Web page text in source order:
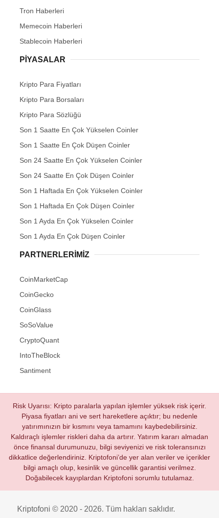
Tron Haberleri
Memecoin Haberleri
Stablecoin Haberleri
PIYASALAR
Kripto Para Fiyatları
Kripto Para Borsaları
Kripto Para Sözlüğü
Son 1 Saatte En Çok Yükselen Coinler
Son 1 Saatte En Çok Düşen Coinler
Son 24 Saatte En Çok Yükselen Coinler
Son 24 Saatte En Çok Düşen Coinler
Son 1 Haftada En Çok Yükselen Coinler
Son 1 Haftada En Çok Düşen Coinler
Son 1 Ayda En Çok Yükselen Coinler
Son 1 Ayda En Çok Düşen Coinler
PARTNERLERIMIZ
CoinMarketCap
CoinGecko
CoinGlass
SoSoValue
CryptoQuant
IntoTheBlock
Santiment
Risk Uyarısı: Kripto paralarla yapılan işlemler yüksek risk içerir.
Piyasa fiyatları ani ve sert hareketlere açıktır; bu nedenle
yatırımınızın bir kısmını veya tamamını kaybedebilirsiniz.
Kaldıraçlı işlemler riskleri daha da artırır. Yatırım kararı almadan
önce finansal durumunuzu, bilgi seviyenizi ve risk toleransınızı
dikkatlice değerlendiriniz. Kriptofoni’de yer alan veriler ve içerikler
bilgi amaçlı olup, kesinlik ve güncellik garantisi verilmez.
Doğabilecek kayıplardan Kriptofoni sorumlu tutulamaz.
Kriptofoni © 2020 - 2026. Tüm hakları saklıdır.